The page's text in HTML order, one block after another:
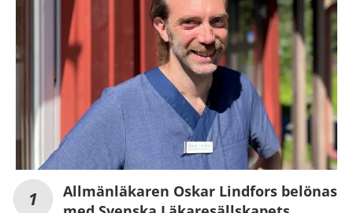
Allmänläkaren Oskar Lindfors belönas